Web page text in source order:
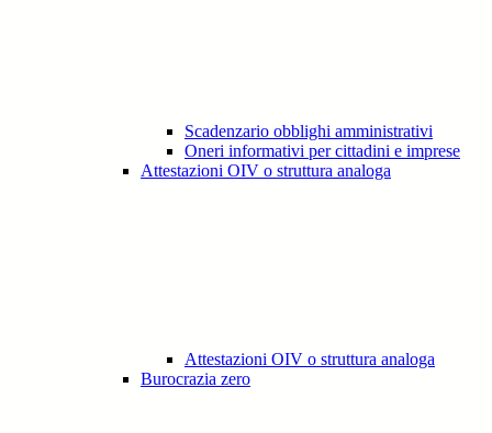
Scadenzario obblighi amministrativi
Oneri informativi per cittadini e imprese
Attestazioni OIV o struttura analoga
Attestazioni OIV o struttura analoga
Burocrazia zero